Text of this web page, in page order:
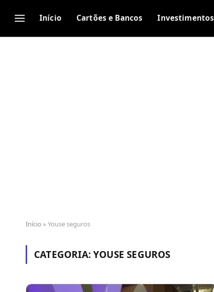
Início Cartões e Bancos Investimentos
Início » Youse seguros
CATEGORIA:YOUSE SEGUROS